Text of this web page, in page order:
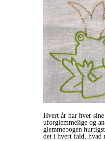
Hvert år har hver
uforglemmelige og
glemmebogen
det i hvert fald, hvad